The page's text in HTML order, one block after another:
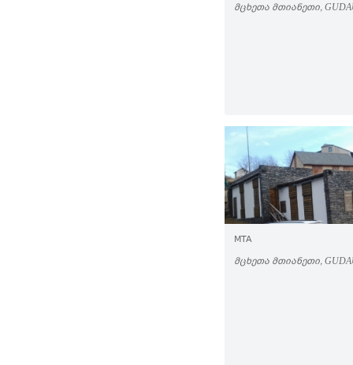
ᲛᲪᲮᲔᲗᲐ ᲛᲗᲘᲐᲜᲔᲗᲘ,
MTA
ᲛᲪᲮᲔᲗᲐ ᲛᲗᲘᲐᲜᲔᲗᲘ,